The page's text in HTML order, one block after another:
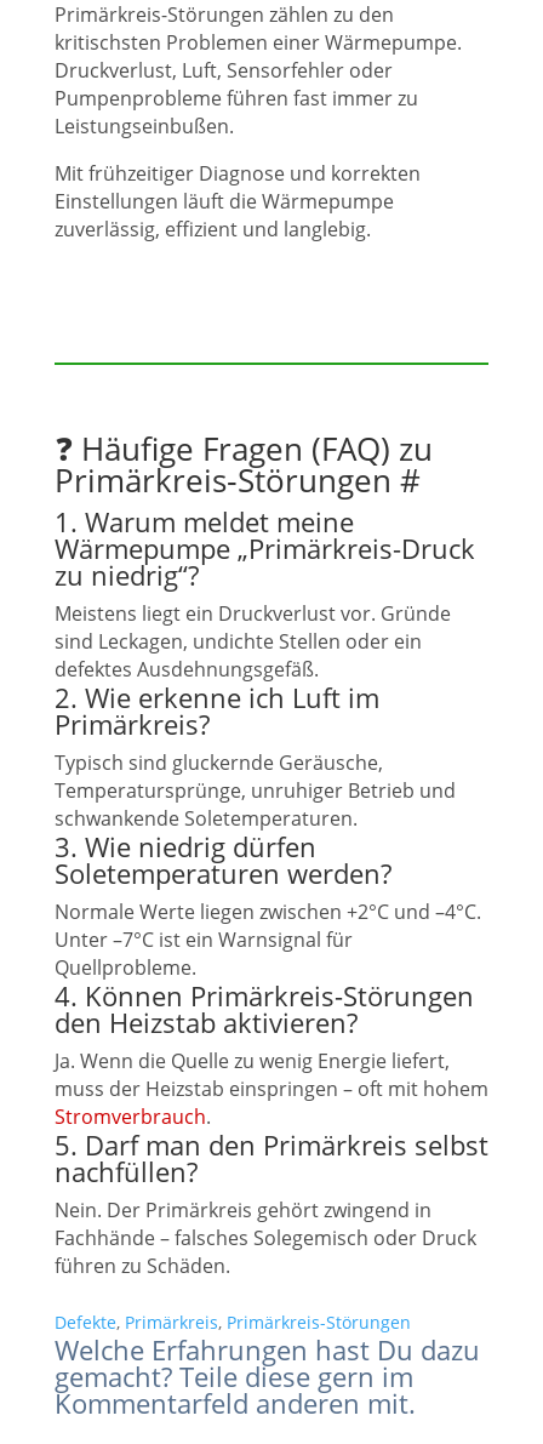
Primärkreis-Störungen zählen zu den
kritischsten Problemen einer Wärmepumpe.
Druckverlust, Luft, Sensorfehler oder
Pumpenprobleme führen fast immer zu
Leistungseinbußen.
Mit frühzeitiger Diagnose und korrekten
Einstellungen läuft die Wärmepumpe
zuverlässig, effizient und langlebig.
❓ Häufige Fragen (FAQ) zu
Primärkreis‑Störungen #
1. Warum meldet meine
Wärmepumpe „Primärkreis-Druck
zu niedrig“?
Meistens liegt ein Druckverlust vor. Gründe
sind Leckagen, undichte Stellen oder ein
defektes Ausdehnungsgefäß.
2. Wie erkenne ich Luft im
Primärkreis?
Typisch sind gluckernde Geräusche,
Temperatursprünge, unruhiger Betrieb und
schwankende Soletemperaturen.
3. Wie niedrig dürfen
Soletemperaturen werden?
Normale Werte liegen zwischen +2°C und –4°C.
Unter –7°C ist ein Warnsignal für
Quellprobleme.
4. Können Primärkreis-Störungen
den Heizstab aktivieren?
Ja. Wenn die Quelle zu wenig Energie liefert,
muss der Heizstab einspringen – oft mit hohem
Stromverbrauch.
5. Darf man den Primärkreis selbst
nachfüllen?
Nein. Der Primärkreis gehört zwingend in
Fachhände – falsches Solegemisch oder Druck
führen zu Schäden.
Defekte, Primärkreis, Primärkreis-Störungen
Welche Erfahrungen hast Du dazu
gemacht? Teile diese gern im
Kommentarfeld anderen mit.